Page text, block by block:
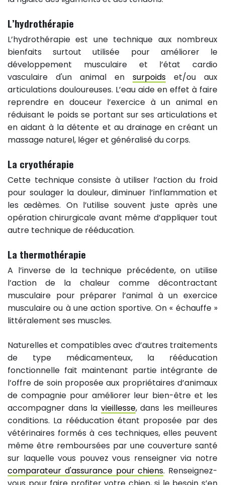
L’hydrothérapie
L’hydrothérapie est une technique aux nombreux
bienfaits surtout utilisée pour améliorer le
développement musculaire et l’état cardio
vasculaire d'un animal en surpoids et/ou aux
articulations douloureuses. L’eau aide en effet à faire
reprendre en douceur l’exercice à un animal en
réduisant le poids se portant sur ses articulations et
en aidant à la détente et au drainage en créant un
massage naturel, léger et généralisé du corps.
La cryothérapie
Cette technique consiste à utiliser l’action du froid
pour soulager la douleur, diminuer l’inflammation et
les œdèmes. On l’utilise souvent juste après une
opération chirurgicale avant même d’appliquer tout
autre technique de rééducation.
La thermothérapie
A l’inverse de la technique précédente, on utilise
l’action de la chaleur comme décontractant
musculaire pour préparer l’animal à un exercice
musculaire ou à une action sportive. On « échauffe »
littéralement ses muscles.
Naturelles et compatibles avec d’autres traitements
de type médicamenteux, la rééducation
fonctionnelle fait maintenant partie intégrante de
l’offre de soin proposée aux propriétaires d’animaux
de compagnie pour améliorer leur bien-être et les
accompagner dans la vieillesse, dans les meilleures
conditions. La rééducation étant proposée par des
vétérinaires formés à ces techniques, elles peuvent
même être remboursées par une couverture santé
sur laquelle vous pouvez vous renseigner via notre
comparateur d'assurance pour chiens. Renseignez-